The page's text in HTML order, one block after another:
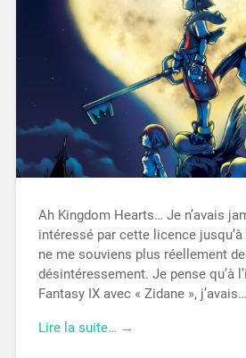
Ah Kingdom Hearts… Je n’avais
intéressé par cette licence
ne me souviens plus réellement
désintéressement. Je pense qu’à
Fantasy IX avec « Zidane », j’avais…
Lire la suite… →